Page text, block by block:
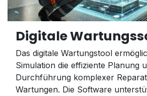
Digitale
Das digitale Wartungstool
Simulation die effiziente Planung
Durchführung komplexer
Wartungen. Die Software